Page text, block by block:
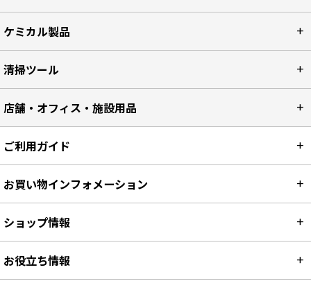
ケミカル製品
清掃ツール
店舗・オフィス・施設用品
ご利用ガイド
お買い物インフォメーション
ショップ情報
お役立ち情報